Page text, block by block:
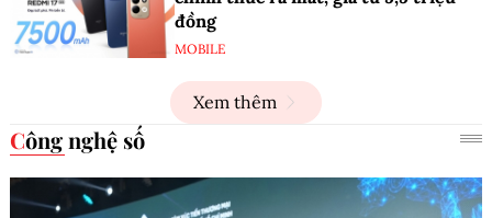
đồng
MOBILE
Xem thêm
Công nghệ số